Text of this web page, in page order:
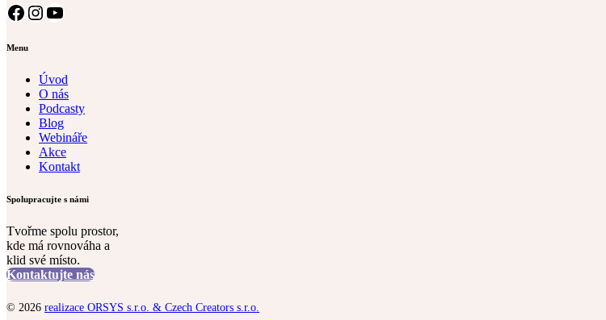
Facebook
Instagram
YouTube
Menu
Úvod
O nás
Podcasty
Blog
Webináře
Akce
Kontakt
Spolupracujte s námi
Tvořme spolu prostor,
kde má rovnováha a
klid své místo.
Kontaktujte nás
© 2026 realizace ORSYS s.r.o. & Czech Creators s.r.o.